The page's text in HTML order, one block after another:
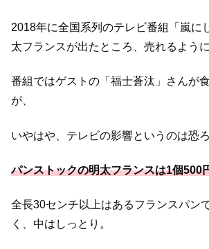
2018年に全国系列のテレビ番組「嵐に
太フランスが出たところ、売れるよう
番組ではゲストの「福士蒼汰」さんが
が、
いやはや、テレビの影響というのは恐
パンストックの明太フランスは1個500
全長30センチ以上はあるフランスパン
く、中はしっとり。